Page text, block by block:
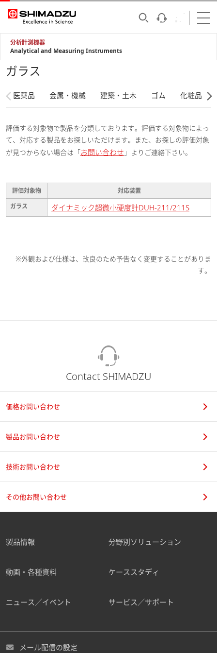
分析計測機器
Analytical and Measuring Instruments
ガラス
医薬品 金属・機械 建築・土木 ゴム 化粧品
評価する対象物で製品を分類しております。評価する対象物によっ
て、対応する製品をお探しいただけます。また、お探しの評価対象
が見つからない場合は「お問い合わせ 」よりご連絡下さい。
評価対象物
対応装置
ガラス
ダイナミック超微小硬度計DUH-211/211S
※外観および仕様は、改良のため予告なく変更することがありま
す。
Contact SHIMADZU
価格お問い合わせ
製品お問い合わせ
技術お問い合わせ
その他お問い合わせ
製品情報 分野別ソリューション
動画・各種資料 ケーススタディ
ニュース／イベント サービス／サポート
メール配信の設定